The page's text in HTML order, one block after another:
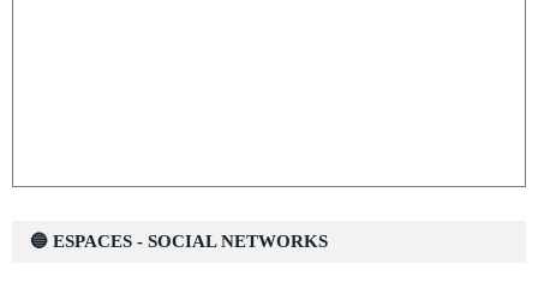
🔵 ESPACES - SOCIAL NETWORKS